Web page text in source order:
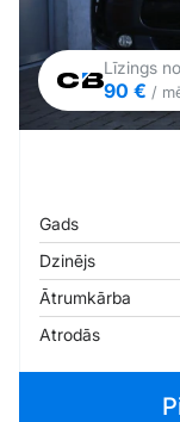
Līzings no
90 € /
Gads
Dzinējs
Ātrumkārba
Atrodās